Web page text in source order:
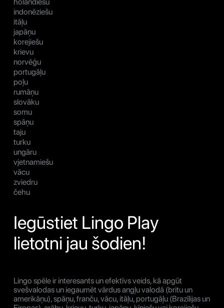
indonēziešu
itāļu
japāņu
korejiešu
krievu
norvēģu
portugāļu
poļu
rumāņu
slovāku
somu
spāņu
taju
turku
ungāru
vjetnamiešu
vācu
zviedru
čehu
Iegūstiet Lingo Play
lietotni jau šodien!
Lingo spēle ir interesants un efektīvs veids, kā apgūt
svešvalodas un iegaumēt vārdus angļu valodā (britu un
amerikāņu), spāņu, franču, vācu, itāļu, portugāļu (Brazīlijas un